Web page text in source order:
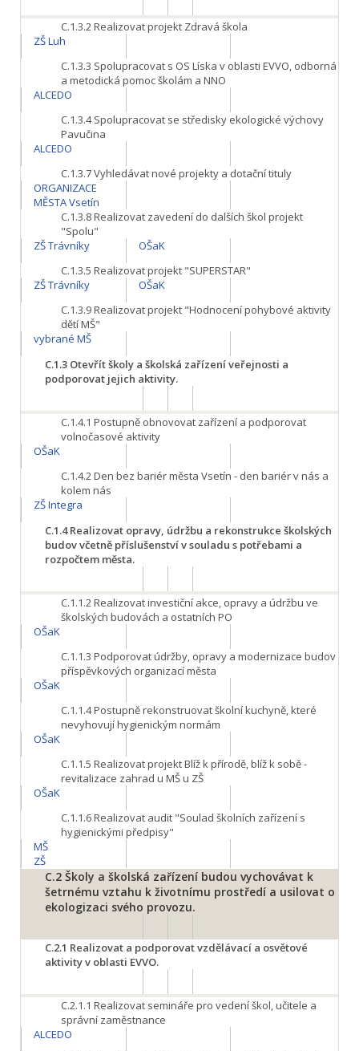
C.1.3.2Realizovat projekt Zdravá škola
ZŠ Luh
C.1.3.3 Spolupracovat s OS Líska v oblasti EVVO, odborná
a metodická pomoc školám a NNO
ALCEDO
C.1.3.4Spolupracovat se středisky ekologické výchovy
Pavučina
ALCEDO
C.1.3.7Vyhledávat nové projekty a dotační tituly
ORGANIZACE
MĚSTA Vsetín
C.1.3.8Realizovat zavedení do dalších škol projekt
"Spolu"
ZŠ Trávníky
OŠaK
C.1.3.5 Realizovat projekt "SUPERSTAR"
ZŠ Trávníky
OŠaK
C.1.3.9Realizovat projekt "Hodnocení pohybové aktivity
dětí MŠ"
vybrané MŠ
C.1.3 Otevřít školy a školská zařízení veřejnosti a
podporovat jejich aktivity.
C.1.4.1 Postupně obnovovat zařízení a podporovat
volnočasové aktivity
OŠaK
C.1.4.2Den bez bariér města Vsetín - den bariér v nás a
kolem nás
ZŠ Integra
C.1.4Realizovat opravy, údržbu a rekonstrukce školských
budov včetně příslušenství v souladu s potřebami a
rozpočtem města.
C.1.1.2Realizovat investiční akce, opravy a údržbu ve
školských budovách a ostatních PO
OŠaK
C.1.1.3 Podporovat údržby, opravy a modernizace budov
příspěvkových organizací města
OŠaK
C.1.1.4Postupně rekonstruovat školní kuchyně, které
nevyhovují hygienickým normám
OŠaK
C.1.1.5 Realizovat projekt Blíž k přírodě, blíž k sobě -
revitalizace zahrad u MŠ u ZŠ
OŠaK
C.1.1.6Realizovat audit "Soulad školních zařízení s
hygienickými předpisy"
MŠ
ZŠ
C.2 Školy a školská zařízení budou vychovávat k
šetrnému vztahu k životnímu prostředí a usilovat o
ekologizaci svého provozu.
C.2.1 Realizovat a podporovat vzdělávací a osvětové
aktivity v oblasti EVVO.
C.2.1.1 Realizovat semináře pro vedení škol, učitele a
správní zaměstnance
ALCEDO